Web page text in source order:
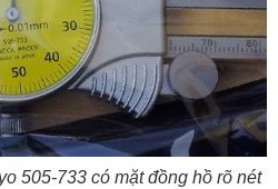
505-733 có mặt đồng hồ rõ nét